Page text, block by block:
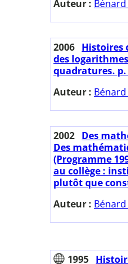
Auteur :
2006 Histoires
des
quadratures. p.
Auteur :
2002 Des
Des
(Programme
au collège :
plutôt que
Auteur :
1995